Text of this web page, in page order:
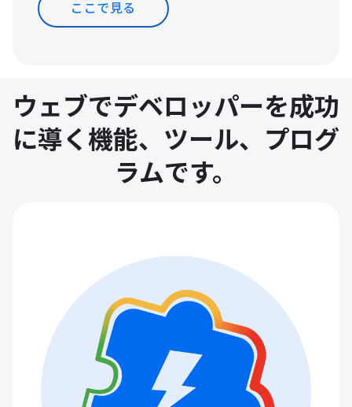
ここで見る
ウェブでデベロッパーを成功
に導く機能、ツール、プログ
ラムです。